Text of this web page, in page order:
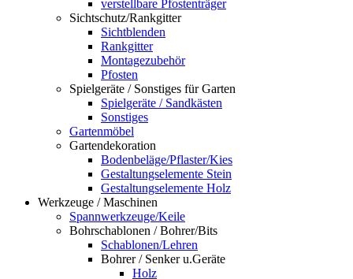
verstellbare Pfostenträger
Sichtschutz/Rankgitter
Sichtblenden
Rankgitter
Montagezubehör
Pfosten
Spielgeräte / Sonstiges für Garten
Spielgeräte / Sandkästen
Sonstiges
Gartenmöbel
Gartendekoration
Bodenbeläge/Pflaster/Kies
Gestaltungselemente Stein
Gestaltungselemente Holz
Werkzeuge / Maschinen
Spannwerkzeuge/Keile
Bohrschablonen / Bohrer/Bits
Schablonen/Lehren
Bohrer / Senker u.Geräte
Holz